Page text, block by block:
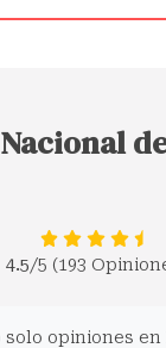
4.5/5 (193
solo opiniones en